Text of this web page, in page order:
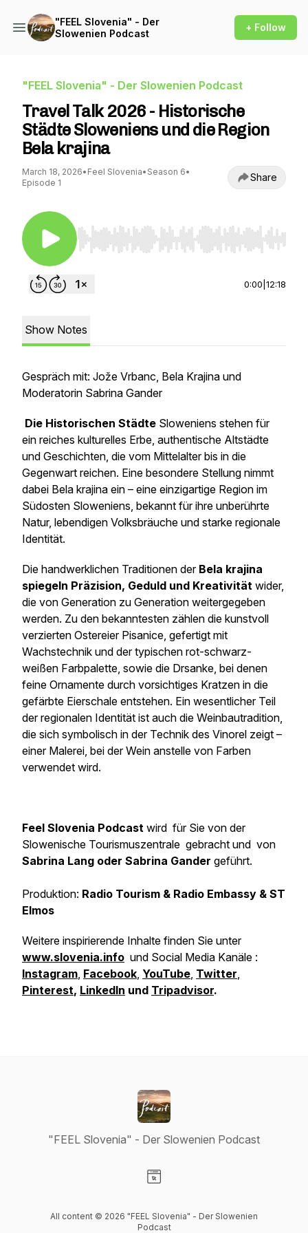
"FEEL Slovenia" - Der
Slowenien Podcast
+ Follow
"FEEL Slovenia" - Der Slowenien Podcast
Travel Talk 2026 - Historische
Städte Sloweniens und die Region
Bela krajina
March 18, 2026• Feel Slovenia• Season 6•
Episode 1
Share
Use Left/Right to seek, Home/End to jump to
0:00 12:18
Show Notes
Gespräch mit: Jože Vrbanc, Bela Krajina und
Moderatorin Sabrina Gander
Die Historischen Städte Sloweniens stehen für
ein reiches kulturelles Erbe, authentische Altstädte
und Geschichten, die vom Mittelalter bis in die
Gegenwart reichen. Eine besondere Stellung nimmt
dabei Bela krajina ein – eine einzigartige Region im
Südosten Sloweniens, bekannt für ihre unberührte
Natur, lebendigen Volksbräuche und starke regionale
Identität.
Die handwerklichen Traditionen der Bela krajina
spiegeln Präzision, Geduld und Kreativität wider,
die von Generation zu Generation weitergegeben
werden. Zu den bekanntesten zählen die kunstvoll
verzierten Ostereier Pisanice, gefertigt mit
Wachstechnik und der typischen rot-schwarz-
weißen Farbpalette, sowie die Drsanke, bei denen
feine Ornamente durch vorsichtiges Kratzen in die
gefärbte Eierschale entstehen. Ein wesentlicher Teil
der regionalen Identität ist auch die Weinbautradition,
die sich symbolisch in der Technik des Vinorel zeigt –
einer Malerei, bei der Wein anstelle von Farben
verwendet wird.
Feel Slovenia Podcast wird für Sie von der
Slowenische Tourismuszentrale gebracht und von
Sabrina Lang oder Sabrina Gander geführt.
Produktion: Radio Tourism & Radio Embassy & ST
Elmos
Weitere inspirierende Inhalte finden Sie unter
www.slovenia.info und Social Media Kanäle :
Instagram, Facebook, YouTube, Twitter,
Pinterest, LinkedIn und Tripadvisor.
"FEEL Slovenia" - Der Slowenien Podcast
All content © 2026 "FEEL Slovenia" - Der Slowenien
Podcast